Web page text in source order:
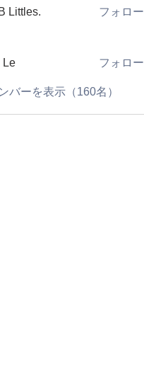
Littles. フォロー
Le フォロー
バーを表示（160名）